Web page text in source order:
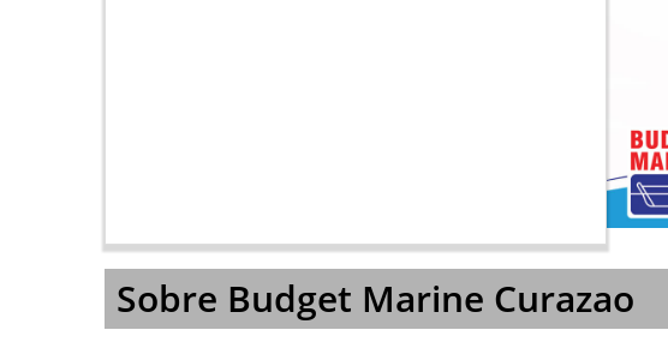
Sobre Budget Marine Curazao